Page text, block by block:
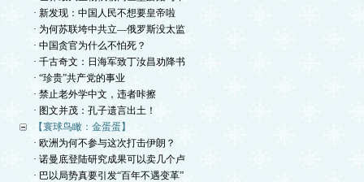
· 新发现：中国人民不想要皇帝啦
· 为何苏联垮中共立—俄罗斯没太监
· 中国贪官为什么不怕死？
· 千古奇文：日海军致丁汝昌劝降书
· “珍贵”共产党的事业
· 禁止老外学中文，违者咔擦
· 图文并茂：孔子遗言出土！
【寰球鸟瞰：金蛋蛋】
· 欧洲为何不参与这次打击伊朗？
· 诺曼底登陆研究成果可以卖几个卢
· 巴以局势真要引发“百年不遇变革”